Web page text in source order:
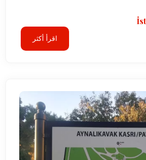
اقرأ أكثر